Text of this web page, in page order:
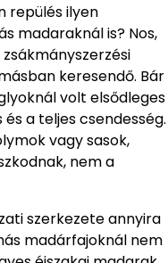
repülés ilyen
madaraknál is? Nos,
keresendő. Bár
volt elsődleges
a teljes csendesség.
vagy sasok,
nem a
szerkezete annyira
madárfajoknál nem